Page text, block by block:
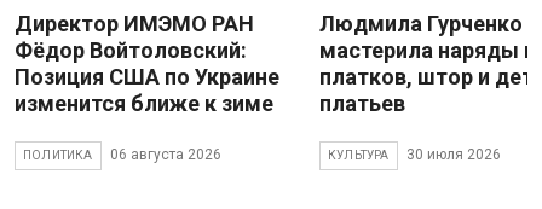
Директор ИМЭМО РАН
Фёдор Войтоловский:
Позиция США по Украине
изменится ближе к зиме
ПОЛИТИКА 06 августа 2026
Людмила Гурченко
мастерила наряды
платков, штор и
платьев
КУЛЬТУРА 30 июля 2026